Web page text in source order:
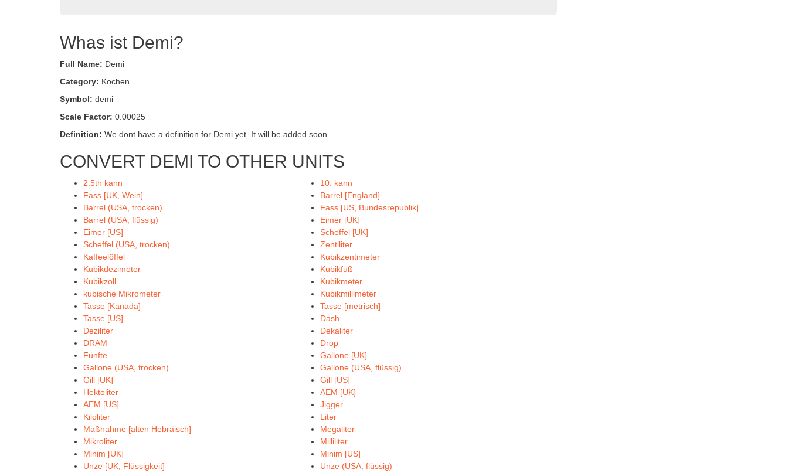
Whas ist Demi?
Full Name: Demi
Category: Kochen
Symbol: demi
Scale Factor: 0.00025
Definition: We dont have a definition for Demi yet. It will be added soon.
CONVERT DEMI TO OTHER UNITS
2.5th kann
10. kann
Fass [UK, Wein]
Barrel [England]
Barrel (USA, trocken)
Fass [US, Bundesrepublik]
Barrel (USA, flüssig)
Eimer [UK]
Eimer [US]
Scheffel [UK]
Scheffel (USA, trocken)
Zentiliter
Kaffeelöffel
Kubikzentimeter
Kubikdezimeter
Kubikfuß
Kubikzoll
Kubikmeter
kubische Mikrometer
Kubikmillimeter
Tasse [Kanada]
Tasse [metrisch]
Tasse [US]
Dash
Deziliter
Dekaliter
DRAM
Drop
Fünfte
Gallone [UK]
Gallone (USA, trocken)
Gallone (USA, flüssig)
Gill [UK]
Gill [US]
Hektoliter
AEM [UK]
AEM [US]
Jigger
Kiloliter
Liter
Maßnahme [alten Hebräisch]
Megaliter
Mikroliter
Milliliter
Minim [UK]
Minim [US]
Unze [UK, Flüssigkeit]
Unze (USA, flüssig)